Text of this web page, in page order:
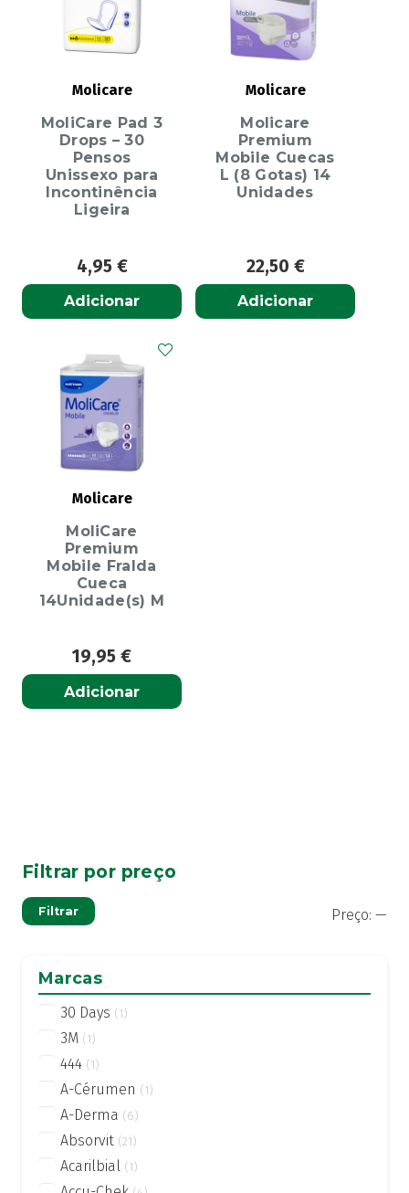
Molicare
MoliCare Pad 3
Drops – 30
Pensos
Unissexo para
Incontinência
Ligeira
4,95 €
Adicionar
Molicare
Molicare
Premium
Mobile Cuecas
L (8 Gotas) 14
Unidades
22,50 €
Adicionar
Molicare
MoliCare
Premium
Mobile Fralda
Cueca
14Unidade(s) M
19,95 €
Adicionar
Filtrar por preço
Filtrar Preço: —
Marcas
30 Days (1)
3M (1)
444 (1)
A-Cérumen (1)
A-Derma (6)
Absorvit (21)
Acarilbial (1)